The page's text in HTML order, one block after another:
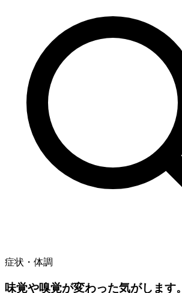
症状・体調
味覚や嗅覚が変わった気がします。